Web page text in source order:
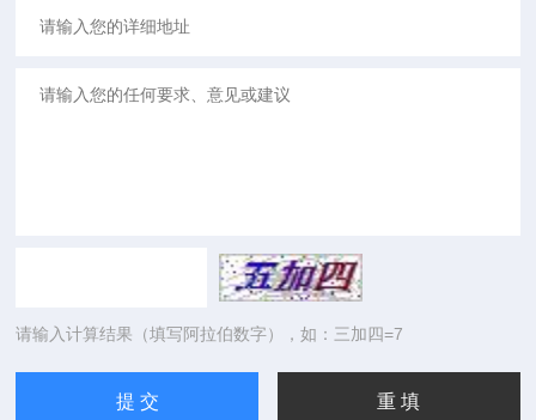
请输入计算结果（填写阿拉伯数字），如：三加四=7